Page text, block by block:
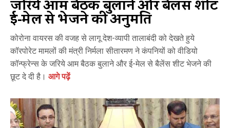
जरिये आम बैठक बुलाने और बैलेंस शीट
ई-मेल से भेजने की अनुमति
कोरोना वायरस की वजह से लागू देश-व्यापी तालाबंदी को देखते हुये
कॉरपोरेट मामलों की मंत्री निर्मला सीतारमण ने कंपनियों को वीडियो
कॉन्फ्रेन्स के जरिये आम बैठक बुलाने और ई-मेल से बैलेंस शीट भेजने की
छूट दे दी है। आगे पढ़ें